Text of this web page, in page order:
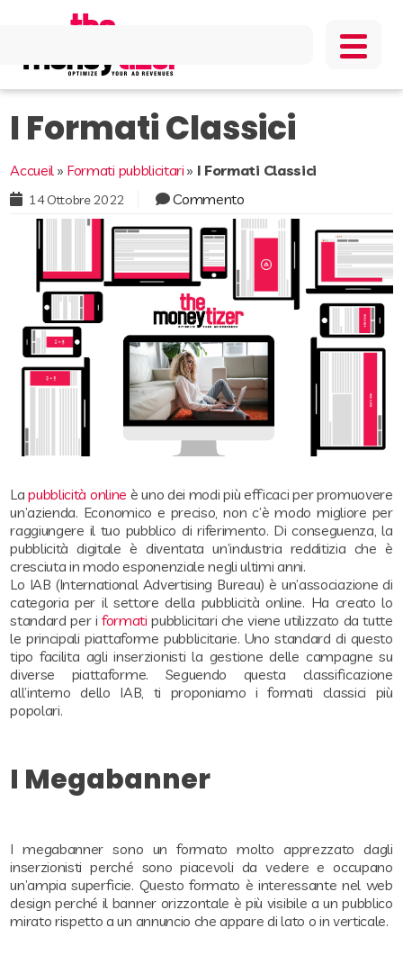
I Formati Classici
Accueil » Formati pubblicitari » I Formati Classici
14 Ottobre 2022 Commento
Lapubblicità online è uno dei modi più efficaci per promuovere
un’azienda. Economico e preciso, non c’è modo migliore per
raggiungere il tuo pubblico di riferimento. Di conseguenza, la
pubblicità digitale è diventata un’industria redditizia che è
cresciuta in modo esponenziale negli ultimi anni.
Lo IAB (International Advertising Bureau) è un’associazione di
categoria per il settore della pubblicità online. Ha creato lo
standard per i formati pubblicitari che viene utilizzato da tutte
le principali piattaforme pubblicitarie. Uno standard di questo
tipo facilita agli inserzionisti la gestione delle campagne su
diverse piattaforme. Seguendo questa classificazione
all’interno dello IAB, ti proponiamo i formati classici più
popolari.
I Megabanner
I megabanner sono un formato molto apprezzato dagli
inserzionisti perché sono piacevoli da vedere e occupano
un’ampia superficie. Questo formato è interessante nel web
design perché il banner orizzontale è più visibile a un pubblico
mirato rispetto a un annuncio che appare di lato o in verticale.